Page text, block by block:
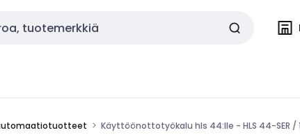
Käyttöönottotyökalu hls 44:lle - HLS 44-SER /